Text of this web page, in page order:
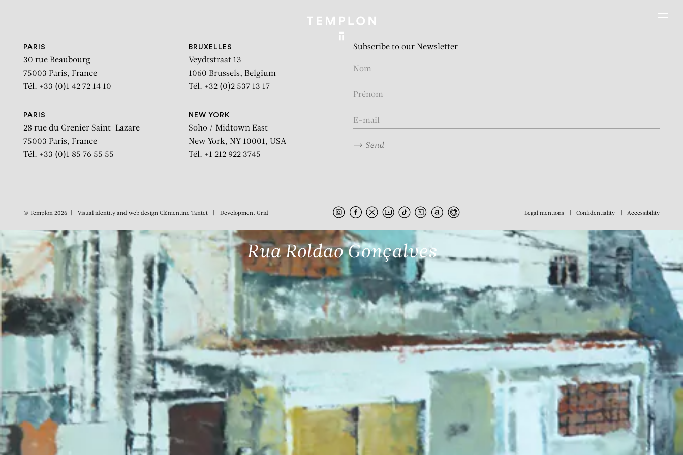
Rua Roldao Gonçalves
PARIS
30 rue Beaubourg
75003 Paris, France
Tél. +33 (0)1 42 72 14 10
BRUXELLES
Veydtstraat 13
1060 Brussels, Belgium
Tél. +32 (0)2 537 13 17
PARIS
28 rue du Grenier Saint-Lazare
75003 Paris, France
Tél. +33 (0)1 85 76 55 55
NEW YORK
Soho / Midtown East
New York, NY 10001, USA
Tél. +1 212 922 3745
Subscribe to our Newsletter
Send
© Templon 2026 Visual identity and web design Clémentine Tantet Development Grid Legal mentions Confidentiality Accessibility